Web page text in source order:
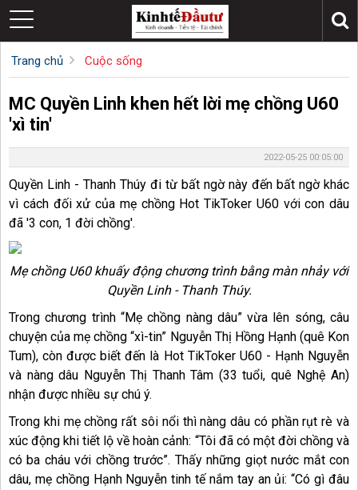
Trang chủ Cuộc sống
MC Quyền Linh khen hết lời mẹ chồng U60
'xì tin'
2022-05-25 00:05:00
Quyền Linh - Thanh Thúy đi từ bất ngờ này đến bất ngờ khác
vì cách đối xử của mẹ chồng Hot TikToker U60 với con dâu
đã '3 con, 1 đời chồng'.
Mẹ chồng U60 khuấy động chương trình bằng màn nhảy với
Quyền Linh - Thanh Thúy.
Trong chương trình “Mẹ chồng nàng dâu” vừa lên sóng, câu
chuyện của mẹ chồng “xì-tin” Nguyễn Thị Hồng Hạnh (quê Kon
Tum), còn được biết đến là Hot TikToker U60 - Hạnh Nguyễn
và nàng dâu Nguyễn Thị Thanh Tâm (33 tuổi, quê Nghệ An)
nhận được nhiều sự chú ý.
Trong khi mẹ chồng rất sôi nổi thì nàng dâu có phần rụt rè và
xúc động khi tiết lộ về hoàn cảnh: “Tôi đã có một đời chồng và
có ba cháu với chồng trước”. Thấy những giọt nước mắt con
dâu, mẹ chồng Hạnh Nguyễn tinh tế nắm tay an ủi: “Có gì đâu